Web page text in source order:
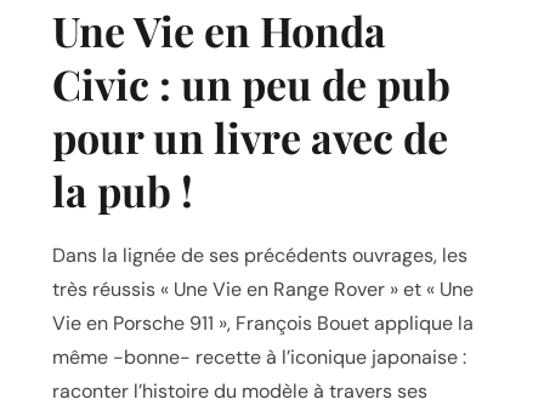
Une Vie en Honda
Civic : un peu de pub
pour un livre avec de
la pub !
Dans la lignée de ses précédents ouvrages, les
très réussis « Une Vie en Range Rover » et « Une
Vie en Porsche 911 », François Bouet applique la
même -bonne- recette à l’iconique japonaise :
raconter l’histoire du modèle à travers ses